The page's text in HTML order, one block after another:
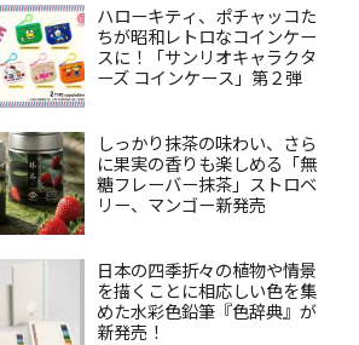
ハローキティ、ポチャッコた
ちが昭和レトロなコインケー
スに！「サンリオキャラクタ
ーズ コインケース」第２弾
しっかり抹茶の味わい、さら
に果実の香りも楽しめる「無
糖フレーバー抹茶」ストロベ
リー、マンゴー新発売
日本の四季折々の植物や情景
を描くことに相応しい色を集
めた水彩色鉛筆『色辞典』が
新発売！